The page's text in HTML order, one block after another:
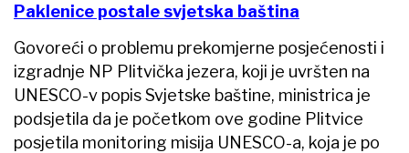
Paklenice postale svjetska baština
Govoreći o problemu prekomjerne posjećenosti i
izgradnje NP Plitvička jezera, koji je uvršten na
UNESCO-v popis Svjetske baštine, ministrica je
podsjetila da je početkom ove godine Plitvice
posjetila monitoring misija UNESCO-a, koja je po